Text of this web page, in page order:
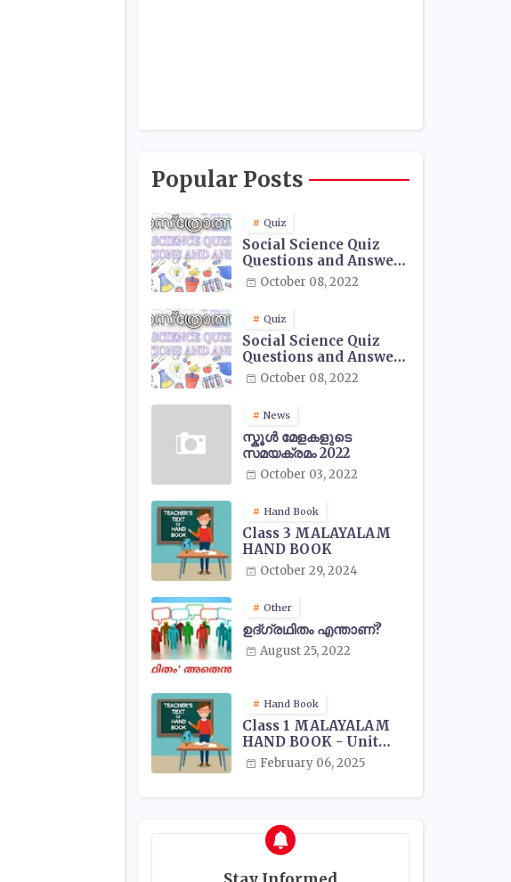
Popular Posts
Quiz
Social Science Quiz
Questions and Answers
- 01October 08, 2022
Quiz
Social Science Quiz
Questions and Answers
- 02October 08, 2022
News
സ്കൂൾ മേളകളുടെ
സമയക്രമം 2022
October 03, 2022
Hand Book
Class 3 MALAYALAM
HAND BOOK
October 29, 2024
Other
ഉദ്ഗ്രഥിതം എന്താണ്?
August 25, 2022
Hand Book
Class 1 MALAYALAM
HAND BOOK - Unit
WiseFebruary 06, 2025